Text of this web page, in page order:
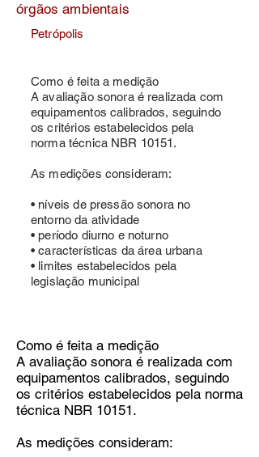
órgãos ambientais
Petrópolis
Como é feita a medição
A avaliação sonora é realizada com
equipamentos calibrados, seguindo
os critérios estabelecidos pela
norma técnica NBR 10151.
As medições consideram:
• níveis de pressão sonora no
entorno da atividade
• período diurno e noturno
• características da área urbana
• limites estabelecidos pela
legislação municipal
Como é feita a medição
A avaliação sonora é realizada com
equipamentos calibrados, seguindo
os critérios estabelecidos pela norma
técnica NBR 10151.
As medições consideram: